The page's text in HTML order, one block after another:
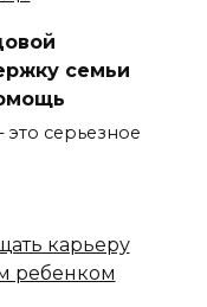
семьи
серьезное